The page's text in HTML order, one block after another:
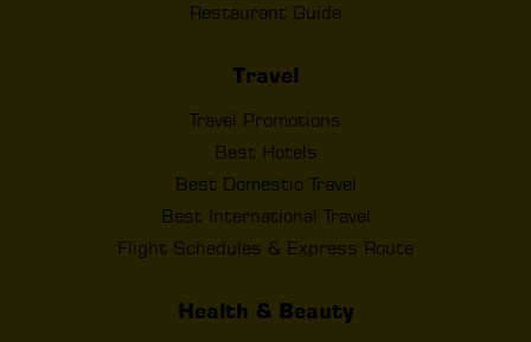
Restaurant Guide
Travel
Travel Promotions
Best Hotels
Best Domestic Travel
Best International Travel
Flight Schedules & Express Route
Health & Beauty